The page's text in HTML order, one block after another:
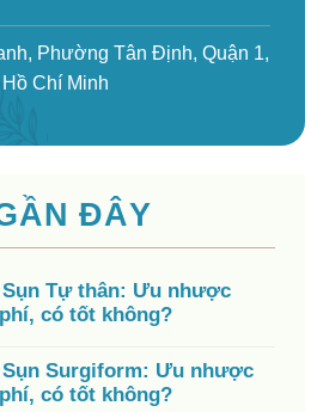
Phường Tân Định, Quận 1,
Hồ Chí Minh
ĐÂY
Sụn Tự thân: Ưu nhược
có tốt không?
Sụn Surgiform: Ưu nhược
có tốt không?